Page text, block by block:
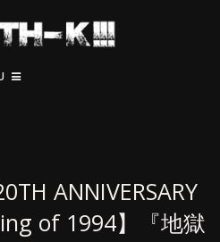
ANNIVERSARY
of 1994】『地獄